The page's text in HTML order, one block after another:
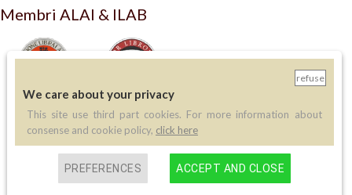
Membri ALAI & ILAB
LIBRERIA ANTIQUARIA PERINI
via A.Sciesa 11
37122 Verona
P.IVA: IT 02713140230
refuse
We care about your privacy
This site use third part cookies. For more information about
consense and cookie policy, click here
PREFERENCES ACCEPT AND CLOSE